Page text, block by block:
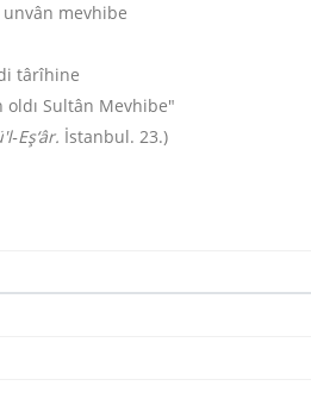
mevhibe
târîhine
Sultân Mevhibe"
İstanbul. 23.)